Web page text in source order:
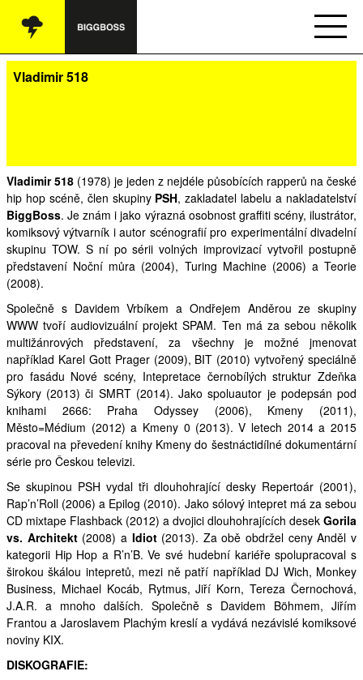
Interpreti
Booking
Vladimir 518
Vladimir 518 (1978) je jeden z nejdéle působících rapperů na české
hip hop scéně, člen skupiny PSH, zakladatel labelu a nakladatelství
BiggBoss. Je znám i jako výrazná osobnost graffiti scény, ilustrátor,
komiksový výtvarník i autor scénografií pro experimentální divadelní
skupinu TOW. S ní po sérii volných improvizací vytvořil postupně
představení Noční můra (2004), Turing Machine (2006) a Teorie
(2008).
Společně s Davidem Vrbíkem a Ondřejem Anděrou ze skupiny
WWW tvoří audiovizuální projektSPAM. Ten má za sebou několik
multižánrových představení, za všechny je možné jmenovat
například Karel Gott Prager (2009), BIT (2010) vytvořený speciálně
pro fasádu Nové scény, Intepretace černobílých struktur Zdeňka
Sýkory (2013) či SMRT(2014). Jako spoluautor je podepsán pod
knihami 2666: Praha Odyssey (2006), Kmeny (2011),
Město=Médium (2012) a Kmeny 0 (2013). V letech 2014 a 2015
pracoval na převedení knihy Kmeny do šestnáctidílné dokumentární
série pro Českou televizi.
Se skupinou PSH vydal tři dlouhohrající desky Repertoár (2001),
Rap’n’Roll (2006) a Epilog (2010). Jako sólový intepret má za sebou
CD mixtape Flashback (2012) a dvojici dlouhohrajících desek Gorila
vs. Architekt(2008) a Idiot(2013). Za obě obdržel ceny Anděl v
kategorii Hip Hop a R’n’B. Ve své hudební kariéře spolupracoval s
širokou škálou intepretů, mezi ně patří například DJ Wich, Monkey
Business, Michael Kocáb, Rytmus, Jiří Korn, Tereza Černochová,
J.A.R. a mnoho dalších. Společně s Davidem Böhmem, Jiřím
Frantou a Jaroslavem Plachým kreslí a vydává nezávislé komiksové
noviny KIX.
DISKOGRAFIE: